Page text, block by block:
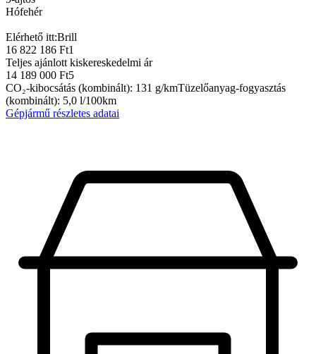
Hófehér
Elérhető itt:Brill
16 822 186 Ft1
Teljes ajánlott kiskereskedelmi ár
14 189 000 Ft5
CO₂-kibocsátás (kombinált): 131 g/kmTüzelőanyag-fogyasztás
(kombinált): 5,0 l/100km
Gépjármű részletes adatai